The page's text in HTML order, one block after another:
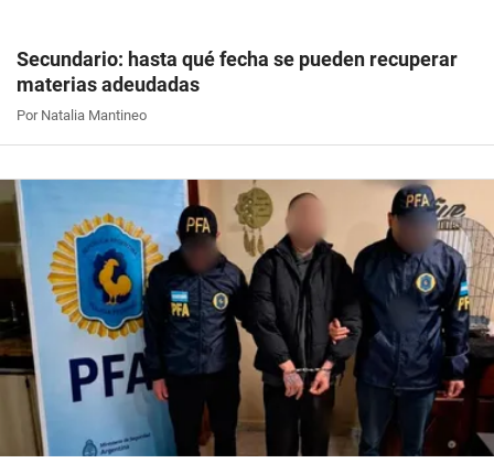
Secundario: hasta qué fecha se pueden recuperar
materias adeudadas
Por Natalia Mantineo